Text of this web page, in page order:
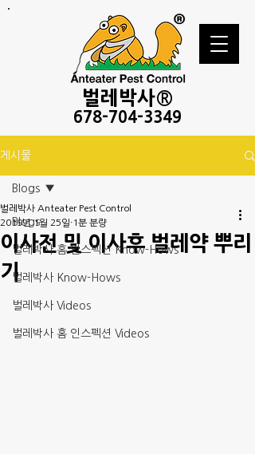
벌레 박사®
678-704-3349
게시물
Blogs
벌레박사 홈 인스펙션 Know-Hows
벌레박사 Know-Hows
벌레박사 Videos
벌레박사 홈 인스펙션 Videos
Blogs
이사전 및 이사후 벌레약 뿌리
기
벌레박사 Anteater Pest Control
2019년 1월 25일 1분 분량